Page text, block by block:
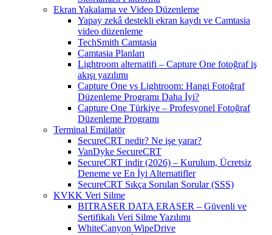
Ekran Yakalama ve Video Düzenleme
Yapay zekâ destekli ekran kaydı ve Camtasia
video düzenleme
TechSmith Camtasia
Camtasia Planları
Lightroom alternatifi – Capture One fotoğraf iş
akışı yazılımı
Capture One vs Lightroom: Hangi Fotoğraf
Düzenleme Programı Daha İyi?
Capture One Türkiye – Profesyonel Fotoğraf
Düzenleme Programı
Terminal Emülatör
SecureCRT nedir? Ne işe yarar?
VanDyke SecureCRT
SecureCRT indir (2026) – Kurulum, Ücretsiz
Deneme ve En İyi Alternatifler
SecureCRT Sıkça Sorulan Sorular (SSS)
KVKK Veri Silme
BITRASER DATA ERASER – Güvenli ve
Sertifikalı Veri Silme Yazılımı
WhiteCanyon WipeDrive